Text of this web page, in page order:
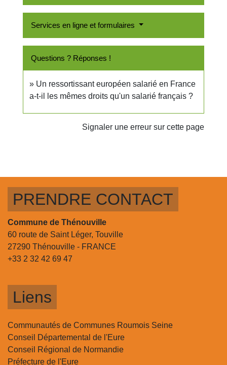
Services en ligne et formulaires
Questions ? Réponses !
Un ressortissant européen salarié en France
a-t-il les mêmes droits qu'un salarié français ?
Signaler une erreur sur cette page
PRENDRE CONTACT
Commune de Thénouville
60 route de Saint Léger, Touville
27290 Thénouville - FRANCE
+33 2 32 42 69 47
Liens
Communautés de Communes Roumois Seine
Conseil Départemental de l'Eure
Conseil Régional de Normandie
Préfecture de l'Eure